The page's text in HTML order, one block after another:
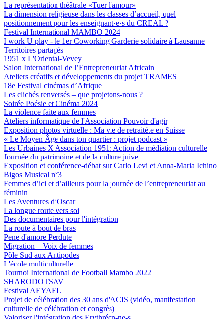
La représentation théâtrale «Tuer l'amour»
La dimension religieuse dans les classes d’accueil, quel
positionnement pour les enseignant·e·s du CREAL ?
Festival International MAMBO 2024
I work U play - le 1er Coworking Garderie solidaire à Lausanne
Territoires partagés
1951 x L'Oriental-Vevey
Salon International de l’Entrepreneuriat Africain
Ateliers créatifs et développements du projet TRAMES
18e Festival cinémas d’Afrique
Les clichés renversés – que projetons-nous ?
Soirée Poésie et Cinéma 2024
La violence faite aux femmes
Ateliers informatique de l'Association Pouvoir d'agir
Exposition photos virtuelle : Ma vie de retraité.e en Suisse
« Le Moyen Âge dans ton quartier : projet podcast »
Les Urbaines X Association 1951: Action de médiation culturelle
Journée du patrimoine et de la culture juive
Exposition et conférence-débat sur Carlo Levi et Anna-Maria Ichino
Bigos Musical n°3
Femmes d’ici et d’ailleurs pour la journée de l’entrepreneuriat au
féminin
Les Aventures d’Oscar
La longue route vers soi
Des documentaires pour l'intégration
La route à bout de bras
Pene d'amore Perdute
Migration – Voix de femmes
Pôle Sud aux Antipodes
L'école multiculturelle
Tournoi International de Football Mambo 2022
SHARODOTSAV
Festival AEYAEL
Projet de célébration des 30 ans d'ACIS (vidéo, manifestation
culturelle de célébration et congrès)
Valoriser l'intégration des Erythréen-ne-s